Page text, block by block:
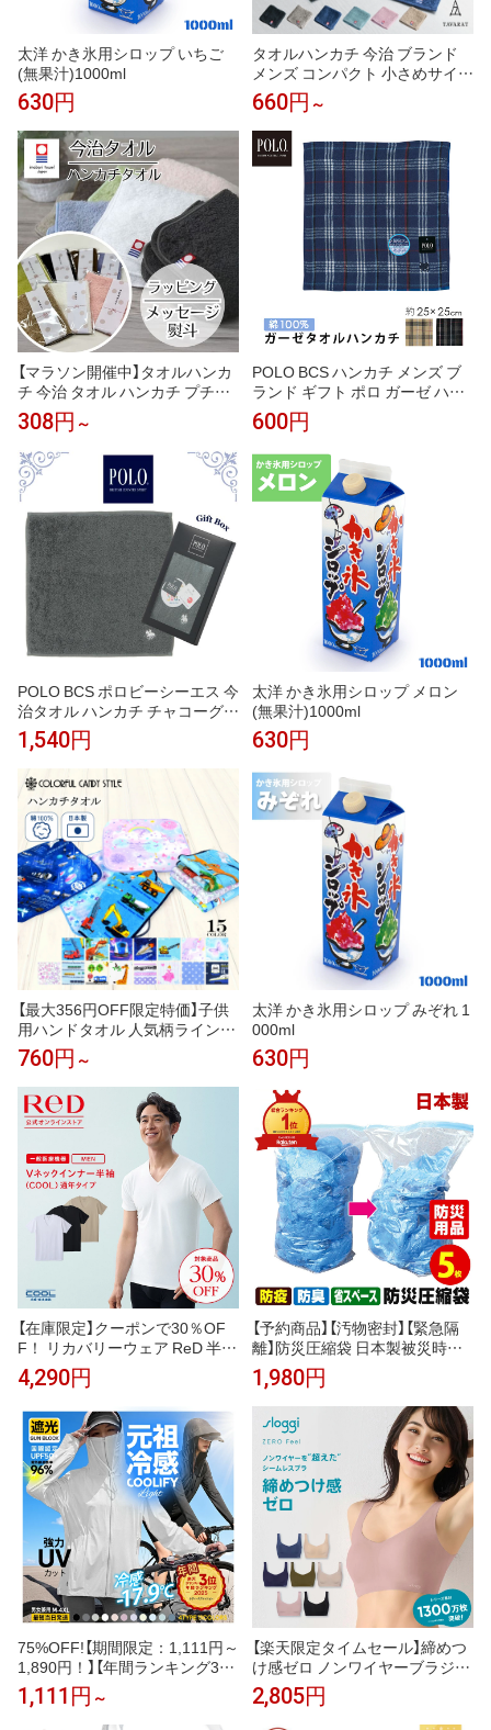
太洋 かき氷用シロップ いちご
(無果汁)1000ml
630円
タオルハンカチ 今治 ブランド
メンズ コンパクト 小さめサイズ
ハンドタオル 今治タオル まとめ
買い 1枚 3枚セット 手拭きタオ
ル レディース 紳士 20×20cm Tp
s-172 クリスマス ギフト 新生活
［タバラット］
660円 ～
【マラソン開催中】タオルハンカ
チ 今治 タオル ハンカチ プチギ
フト ブランド 今治タオル ラッ
ピング 子供 アースカラー 無地 2
0cm×20cm 入園 入学 プレゼン
ト 景品 吸水性 こども会 退職 お
礼 卒園 卒業 [M便 1/11]
308円 ～
POLO BCS ハンカチ メンズ ブ
ランド ギフト ポロ ガーゼ ハン
ドタオル タオルハンカチ 25cm
パイル 生地 オシャレ ビジネス
チェック 柄 大判 贈り物 プレゼ
ント フォーマル 男性 紳士 高級
刺繍 挨
600円
POLO BCS ポロビーシーエス 今
治タオル ハンカチ チャコーグレ
ー タオルハンカチ ギフトボック
ス入り 日本製 メンズ ブランド
ギフト プレゼント 男性 人気 ギ
フトラッピング対応 巾着袋 包装
紙 誕生日 お礼 お返し お祝い
1,540円
太洋 かき氷用シロップ メロン
(無果汁)1000ml
630円
【最大356円OFF限定特価】子供
用ハンドタオル 人気柄ラインア
ップ ミニハンカチ キッズ 幼児
子 小学生 幼稚園 保育園 男の子
女の子 入学祝い 入園グッズ 入
園準備 小学校
760円 ～
太洋 かき氷用シロップ みぞれ 1
000ml
630円
【在庫限定】クーポンで30％OF
F！ リカバリーウェア ReD 半袖
Vネック インナー(COOL) 通年
タイプ メンズ 男性 夏 夏用 血行
促進 疲労回復 誕生日 下着 薄手
プレゼント ギフト 一般医療機器
大きいサイズ レッド公式
4,290円
【予約商品】【汚物密封】【緊急隔
離】防災圧縮袋 日本製被災時、
緊急時の汚物・廃棄物・生ゴミ
を圧縮！廃棄までの10日間に耐
える！防災圧縮袋 5枚入【安心の
日本製】
1,980円
75%OFF!【期間限定：1,111円～
1,890円！】【年間ランキング3
位】 UVパーカー UV UPF50+ UV
カット ラッシュガード レディー
ス 自転車 長袖 薄手 日焼け止め
1,111円 ～
【楽天限定タイムセール】締めつ
け感ゼロ ノンワイヤーブラジャ
ー スロギー ゼロ フィール ベー
シック 2 ブラトップ ハーフトッ
プ sloggi Zero Feel Top JX トリ
2,805円